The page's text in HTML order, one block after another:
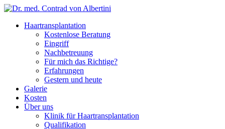
Haartransplantation
Kostenlose Beratung
Eingriff
Nachbetreuung
Für mich das Richtige?
Erfahrungen
Gestern und heute
Galerie
Kosten
Über uns
Klinik für Haartransplantation
Qualifikation